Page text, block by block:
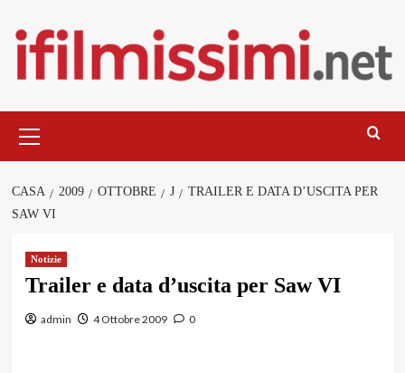
contenuto
principale
CASA 2009 OTTOBRE J
TRAILER E DATA D’USCITA PER
SAW VI
Notizie
Trailer e data d’uscita per Saw VI
admin 4 Ottobre 2009 0